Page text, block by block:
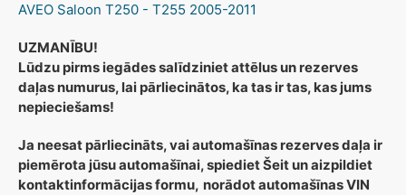
AVEO Saloon T250 - T255 2005-2011
UZMANĪBU!
Lūdzu pirms iegādes salīdziniet attēlus un rezerves
daļas numurus, lai pārliecinātos, ka tas ir tas, kas jums
nepieciešams!
Ja neesat pārliecināts, vai automašīnas rezerves daļa ir
piemērota jūsu automašīnai, spiediet Šeit un aizpildiet
kontaktinformācijas formu, norādot automašīnas VIN